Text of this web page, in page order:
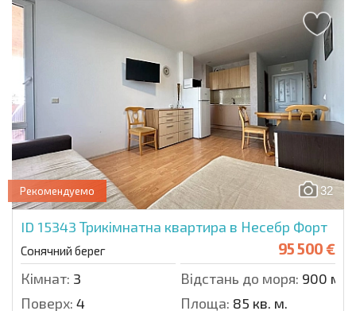
32
Рекомендуемо
ID 15343 Трикімнатна квартира в Несебр Форт
Сонячний берег 95 500 €
Кімнат: 3 Відстань до моря: 900 м.
Поверх: 4 Площа: 85 кв. м.